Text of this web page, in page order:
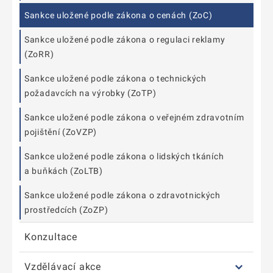
Sankce uložené podle zákona o cenách (ZoC)
Sankce uložené podle zákona o regulaci reklamy
(ZoRR)
Sankce uložené podle zákona o technických
požadavcích na výrobky (ZoTP)
Sankce uložené podle zákona o veřejném zdravotním
pojištění (ZoVZP)
Sankce uložené podle zákona o lidských tkáních
a buňkách (ZoLTB)
Sankce uložené podle zákona o zdravotnických
prostředcích (ZoZP)
Konzultace
Vzdělávací akce